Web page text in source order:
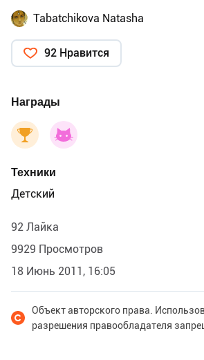
Tabatchikova Natasha
92 Нравится
Награды
Техники
Детский
92 Лайка
9929 Просмотров
18 Июнь 2011, 16:05
Объект авторского права.
разрешения правообладателя